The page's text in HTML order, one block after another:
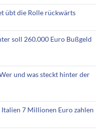
übt die Rolle rückwärts
soll 260.000 Euro Bußgeld
und was steckt hinter der
7 Millionen Euro zahlen